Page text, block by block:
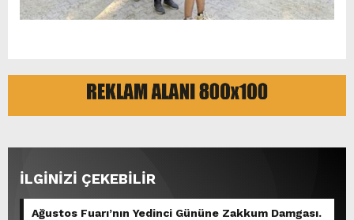
İLGİNİZİ ÇEKEBİLİR
Ağustos Fuarı’nın Yedinci Gününe Zakkum Damgası.